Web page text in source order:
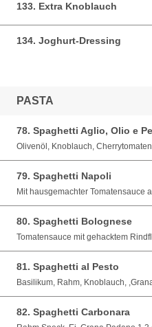
133. Extra Knoblauch
134. Joghurt-Dressing
PASTA
78. Spaghetti Aglio, Olio e
Olivenöl, Knoblauch,
79. Spaghetti Napoli
Mit hausgemachter Tomatensauce
80. Spaghetti Bolognese
Tomatensauce mit gehacktem
81. Spaghetti al Pesto
Basilikum, Rahm, Knoblauch,
82. Spaghetti Carbonara